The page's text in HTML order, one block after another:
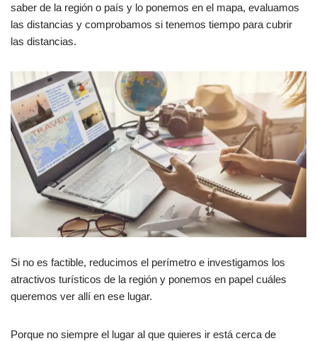
saber de la región o país y lo ponemos en el mapa, evaluamos
las distancias y comprobamos si tenemos tiempo para cubrir
las distancias.
Si no es factible, reducimos el perímetro e investigamos los
atractivos turísticos de la región y ponemos en papel cuáles
queremos ver allí en ese lugar.
Porque no siempre el lugar al que quieres ir está cerca de